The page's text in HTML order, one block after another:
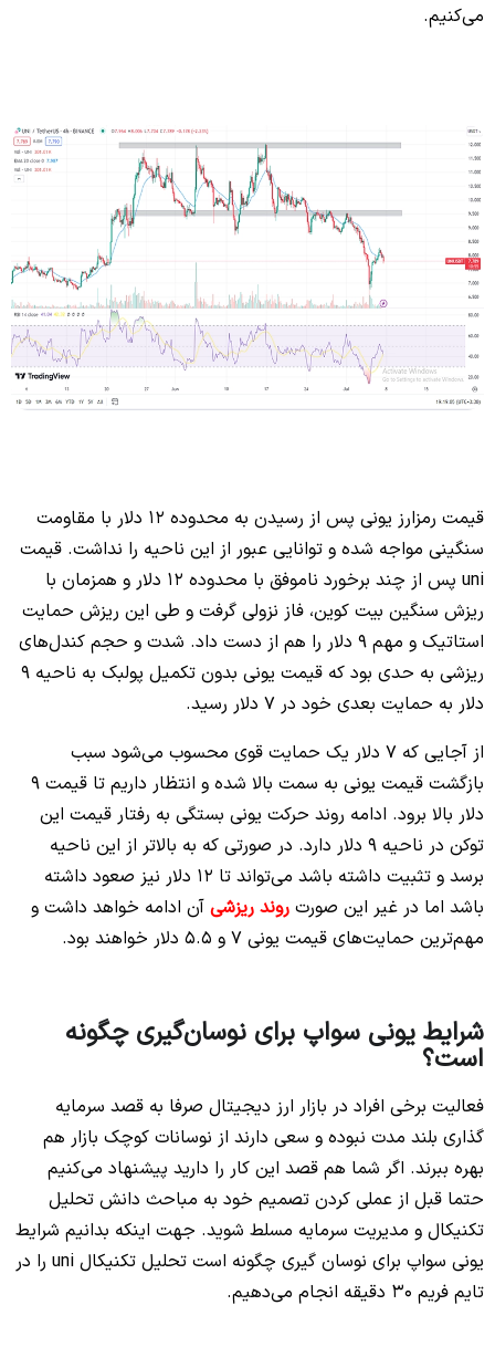
می‌کنیم.
قیمت رمزارز یونی پس از رسیدن به محدوده 12 دلار با مقاومت
سنگینی مواجه شده و توانایی عبور از این ناحیه را نداشت. قیمت
uni پس از چند برخورد ناموفق با محدوده 12 دلار و همزمان با
ریزش سنگین بیت کوین، فاز نزولی گرفت و طی این ریزش حمایت
استاتیک و مهم 9 دلار را هم از دست داد. شدت و حجم کندل‌های
ریزشی به حدی بود که قیمت یونی بدون تکمیل پولبک به ناحیه ۹
دلار به حمایت بعدی خود در 7 دلار رسید.
از آجایی که 7 دلار یک حمایت قوی محسوب می‌شود سبب
بازگشت قیمت یونی به سمت بالا شده و انتظار داریم تا قیمت ۹
دلار بالا برود. ادامه روند حرکت یونی بستگی به رفتار قیمت این
توکن در ناحیه ۹ دلار دارد. در صورتی که به بالاتر از این ناحیه
برسد و تثبیت داشته باشد می‌تواند تا 12 دلار نیز صعود داشته
باشد اما در غیر این صورت روند ریزشی آن ادامه خواهد داشت و
مهم‌ترین حمایت‌های قیمت یونی 7 و 5.5 دلار خواهند بود.
شرایط یونی سواپ برای نوسان‌گیری چگونه
است؟
فعالیت برخی افراد در بازار ارز دیجیتال صرفا به قصد سرمایه
گذاری بلند مدت نبوده و سعی دارند از نوسانات کوچک بازار هم
بهره ببرند. اگر شما هم قصد این کار را دارید پیشنهاد می‌کنیم
حتما قبل از عملی کردن تصمیم خود به مباحث دانش تحلیل
تکنیکال و مدیریت سرمایه مسلط شوید. جهت اینکه بدانیم شرایط
یونی سواپ برای نوسان گیری چگونه است تحلیل تکنیکال uni را در
تایم فریم 30 دقیقه انجام می‌دهیم.